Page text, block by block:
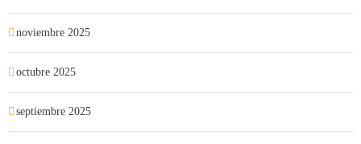
noviembre 2025
octubre 2025
septiembre 2025